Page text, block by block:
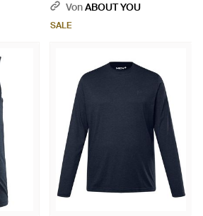
VonABOUT YOU
SALE